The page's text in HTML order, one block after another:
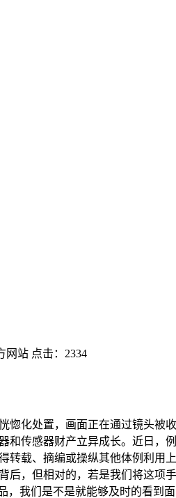
网站 点击： 2334
化处置，画面正在通过镜头被
和传感器财产立异成长。近日，
转载、摘编或操纵其他体例利
后，但相对的，若是我们将这
，我们是不是就能够及时的看